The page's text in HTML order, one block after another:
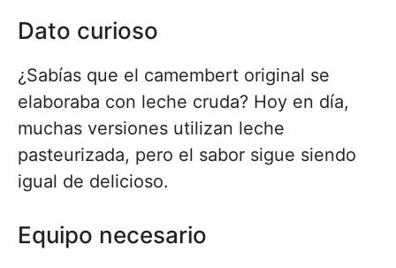
Dato curioso
¿Sabías que el camembert original se
elaboraba con leche cruda? Hoy en día,
muchas versiones utilizan leche
pasteurizada, pero el sabor sigue siendo
igual de delicioso.
Equipo necesario